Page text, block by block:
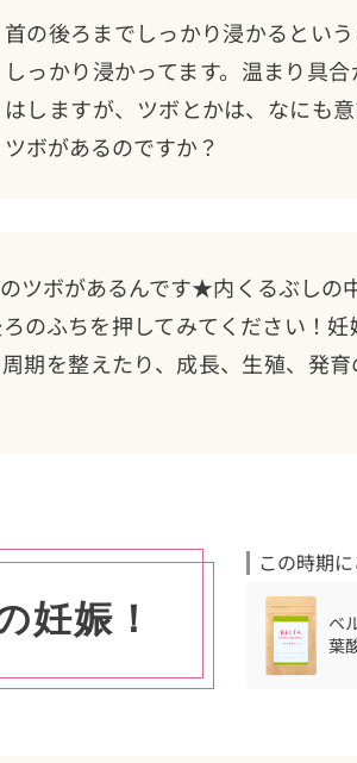
首の後ろまでしっかり浸かるとい
しっかり浸かってます。温まり具
はしますが、ツボとかは、なにも
ツボがあるのですか？
ツボがあるんです★内くるぶしの
のふちを押してみてください！
期を整えたり、成長、生殖、発
妊娠！
この時期
ベ
葉